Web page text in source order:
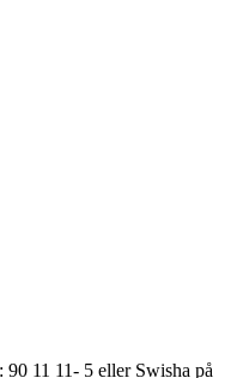
90 11 11- 5 eller Swisha på